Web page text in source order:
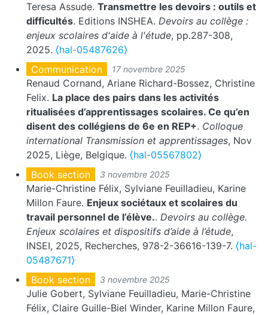
Teresa Assude. Transmettre les devoirs : outils et
difficultés. Editions INSHEA. Devoirs au collège :
enjeux scolaires d'aide à l'étude, pp.287-308,
2025. ⟨hal-05487626⟩
Communication
17 novembre 2025
Renaud Cornand, Ariane Richard-Bossez, Christine
Felix. La place des pairs dans les activités
ritualisées d’apprentissages scolaires. Ce qu’en
disent des collégiens de 6e en REP+. Colloque
international Transmission et apprentissages, Nov
2025, Liège, Belgique. ⟨hal-05567802⟩
Book section
3 novembre 2025
Marie-Christine Félix, Sylviane Feuilladieu, Karine
Millon Faure. Enjeux sociétaux et scolaires du
travail personnel de l’élève.. Devoirs au collège.
Enjeux scolaires et dispositifs d’aide à l’étude,
INSEI, 2025, Recherches, 978-2-36616-139-7. ⟨hal-
05487671⟩
Book section
3 novembre 2025
Julie Gobert, Sylviane Feuilladieu, Marie-Christine
Félix, Claire Guille-Biel Winder, Karine Millon Faure,